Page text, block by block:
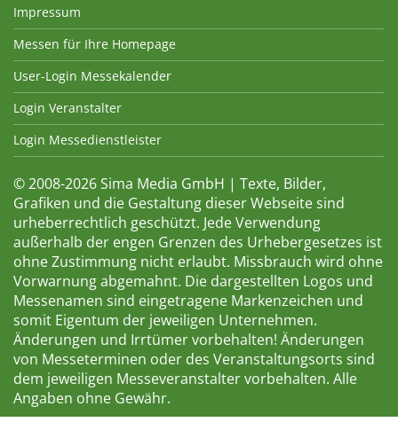
Impressum
Messen für Ihre Homepage
User-Login Messekalender
Login Veranstalter
Login Messedienstleister
© 2008-2026 Sima Media GmbH | Texte, Bilder,
Grafiken und die Gestaltung dieser Webseite sind
urheberrechtlich geschützt. Jede Verwendung
außerhalb der engen Grenzen des Urhebergesetzes ist
ohne Zustimmung nicht erlaubt. Missbrauch wird ohne
Vorwarnung abgemahnt. Die dargestellten Logos und
Messenamen sind eingetragene Markenzeichen und
somit Eigentum der jeweiligen Unternehmen.
Änderungen und Irrtümer vorbehalten! Änderungen
von Messeterminen oder des Veranstaltungsorts sind
dem jeweiligen Messeveranstalter vorbehalten. Alle
Angaben ohne Gewähr.